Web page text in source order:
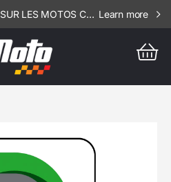
IMPORTANTES PROMOS SUR LES MOTOS COMPLETES !!! CONSULTEZ NOS ANNONCES ----- SCOOT - RSV - 3106 Learn more